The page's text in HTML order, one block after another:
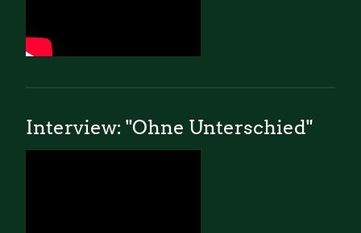
Interview: "Ohne Unterschied"